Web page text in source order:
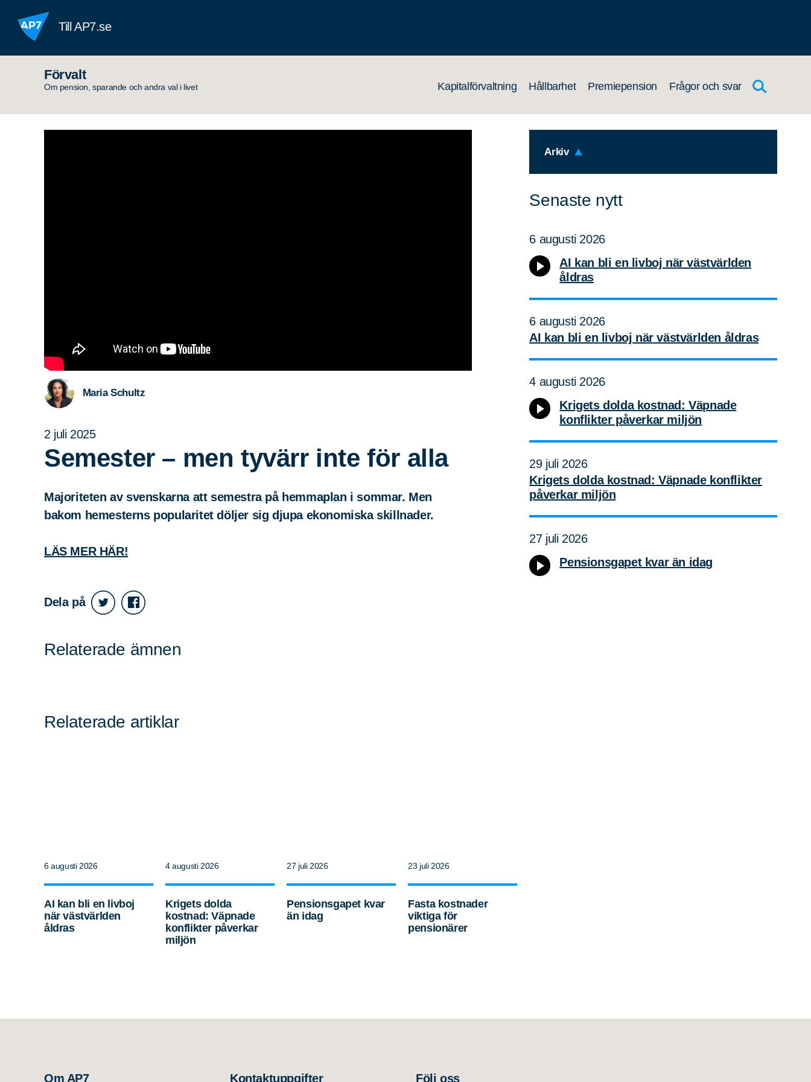
Hoppa till innehållet
Till AP7.se
Förvalt
Om pension, sparande och andra val i livet Kapitalförvaltning Hållbarhet Premiepension Frågor och svar
Arkiv
Senaste nytt
6 augusti 2026
AI kan bli en livboj när västvärlden
åldras
6 augusti 2026
AI kan bli en livboj när västvärlden åldras
4 augusti 2026
Krigets dolda kostnad: Väpnade
konflikter påverkar miljön
29 juli 2026
Krigets dolda kostnad: Väpnade konflikter
påverkar miljön
27 juli 2026
Pensionsgapet kvar än idag
Maria Schultz
2 juli 2025
Semester – men tyvärr inte för alla
Majoriteten av svenskarna att semestra på hemmaplan i sommar. Men
bakom hemesterns popularitet döljer sig djupa ekonomiska skillnader.
LÄS MER HÄR!
Dela på
Relaterade ämnen
Relaterade artiklar
6 augusti 2026
AI kan bli en livboj
när västvärlden
åldras
4 augusti 2026
Krigets dolda
kostnad: Väpnade
konflikter påverkar
miljön
27 juli 2026
Pensionsgapet kvar
än idag
23 juli 2026
Fasta kostnader
viktiga för
pensionärer
Om AP7 Kontaktuppgifter Följ oss
efter: